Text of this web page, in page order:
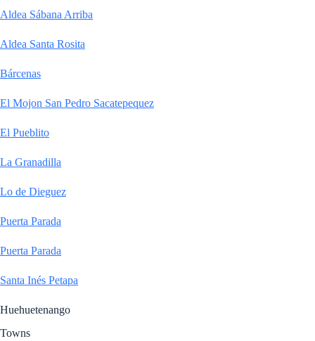
Aldea Sábana Arriba
Aldea Santa Rosita
Bárcenas
El Mojon San Pedro Sacatepequez
El Pueblito
La Granadilla
Lo de Dieguez
Puerta Parada
Puerta Parada
Santa Inés Petapa
Huehuetenango
Towns